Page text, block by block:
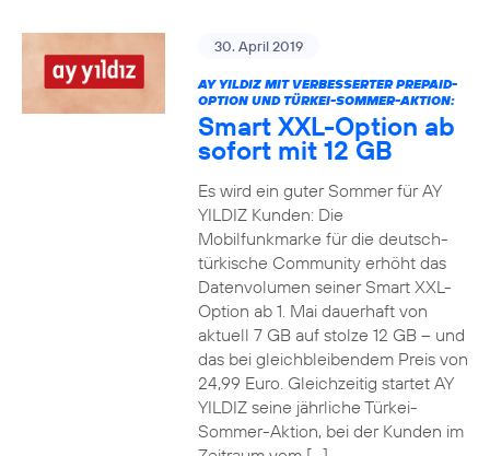
30. April 2019
AY YILDIZ MIT VERBESSERTER PREPAID-
OPTION UND TÜRKEI-SOMMER-AKTION:
Smart XXL-Option ab
sofort mit 12 GB
Es wird ein guter Sommer für AY
YILDIZ Kunden: Die
Mobilfunkmarke für die deutsch-
türkische Community erhöht das
Datenvolumen seiner Smart XXL-
Option ab 1. Mai dauerhaft von
aktuell 7 GB auf stolze 12 GB – und
das bei gleichbleibendem Preis von
24,99 Euro. Gleichzeitig startet AY
YILDIZ seine jährliche Türkei-
Sommer-Aktion, bei der Kunden im